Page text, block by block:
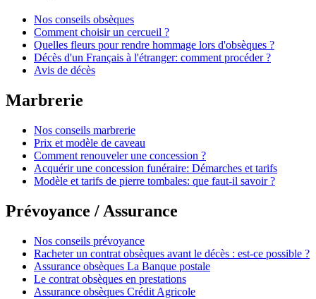
Nos conseils obsèques
Comment choisir un cercueil ?
Quelles fleurs pour rendre hommage lors d'obsèques ?
Décès d'un Français à l'étranger: comment procéder ?
Avis de décès
Marbrerie
Nos conseils marbrerie
Prix et modèle de caveau
Comment renouveler une concession ?
Acquérir une concession funéraire: Démarches et tarifs
Modèle et tarifs de pierre tombales: que faut-il savoir ?
Prévoyance / Assurance
Nos conseils prévoyance
Racheter un contrat obsèques avant le décès : est-ce possible ?
Assurance obsèques La Banque postale
Le contrat obsèques en prestations
Assurance obsèques Crédit Agricole